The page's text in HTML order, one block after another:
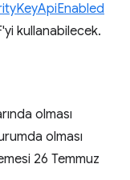
kullanabilecek.
olması
olması
26 Temmuz